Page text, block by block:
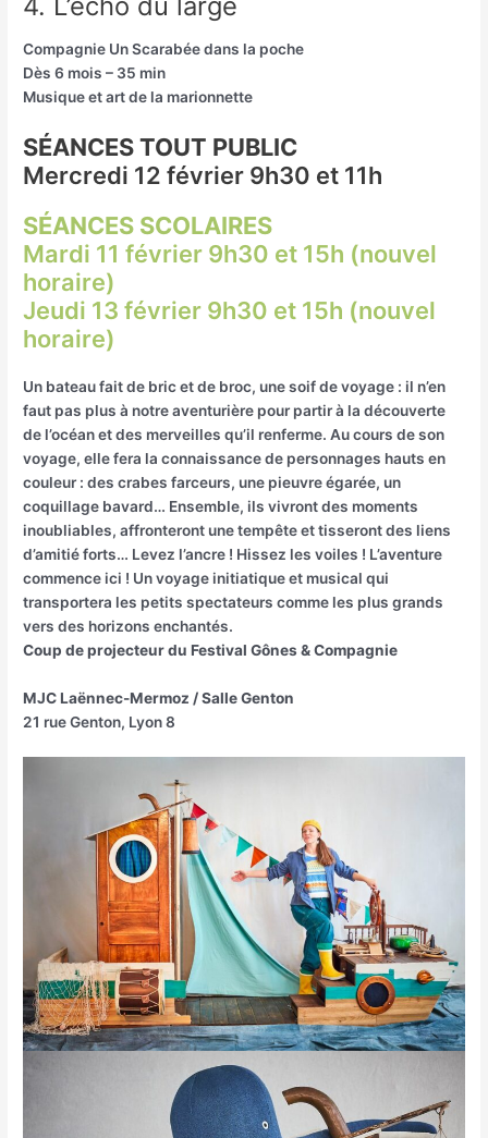
Compagnie Un Scarabée dans la poche
Dès 6 mois – 35 min
Musique et art de la marionnette
SÉANCES TOUT PUBLIC
Mercredi 12 février 9h30 et 11h
SÉANCES SCOLAIRES
Mardi 11 février 9h30 et 15h (nouvel
horaire)
Jeudi 13 février 9h30 et 15h (nouvel
horaire)
Un bateau fait de bric et de broc, une soif de voyage : il n’en
faut pas plus à notre aventurière pour partir à la découverte
de l’océan et des merveilles qu’il renferme. Au cours de son
voyage, elle fera la connaissance de personnages hauts en
couleur : des crabes farceurs, une pieuvre égarée, un
coquillage bavard… Ensemble, ils vivront des moments
inoubliables, affronteront une tempête et tisseront des liens
d’amitié forts… Levez l’ancre ! Hissez les voiles ! L’aventure
commence ici ! Un voyage initiatique et musical qui
transportera les petits spectateurs comme les plus grands
vers des horizons enchantés.
Coup de projecteur du Festival Gônes & Compagnie
MJC Laënnec-Mermoz / Salle Genton
21 rue Genton, Lyon 8